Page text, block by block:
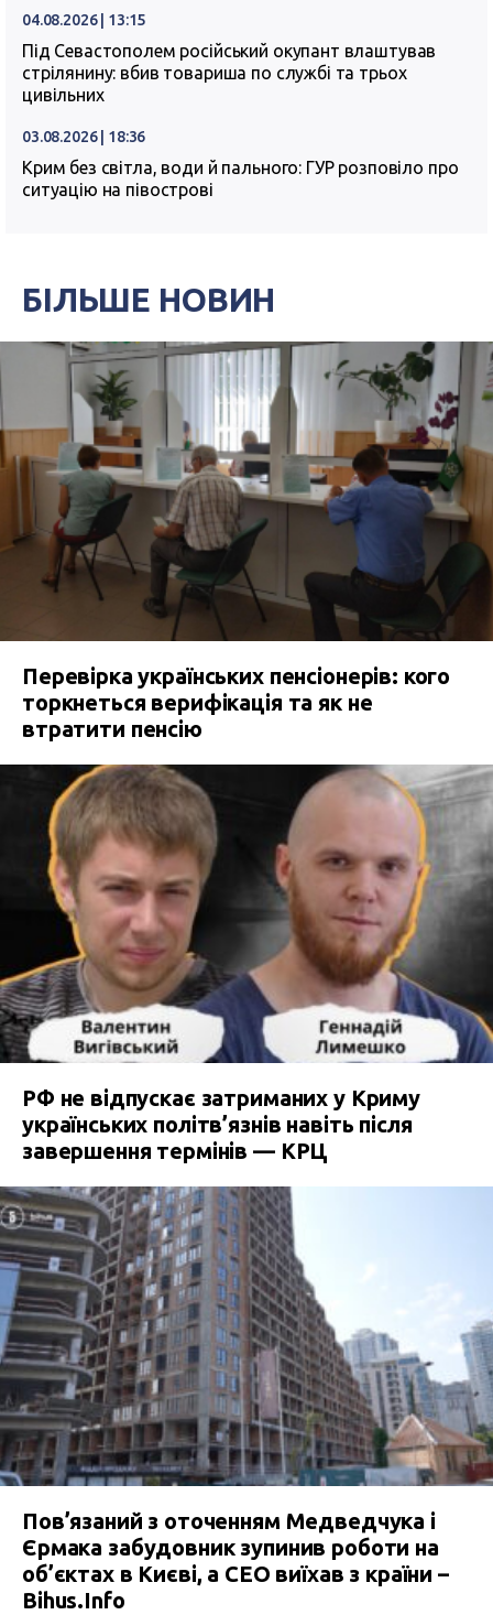
04.08.2026 | 13:15
Під Севастополем російський окупант влаштував
стрілянину: вбив товариша по службі та трьох
цивільних
03.08.2026 | 18:36
Крим без світла, води й пального: ГУР розповіло про
ситуацію на півострові
БІЛЬШЕ НОВИН
Перевірка українських пенсіонерів: кого
торкнеться верифікація та як не
втратити пенсію
РФ не відпускає затриманих у Криму
українських політв’язнів навіть після
завершення термінів — КРЦ
Пов’язаний з оточенням Медведчука і
Єрмака забудовник зупинив роботи на
об’єктах в Києві, а СЕО виїхав з країни –
Bihus.Info